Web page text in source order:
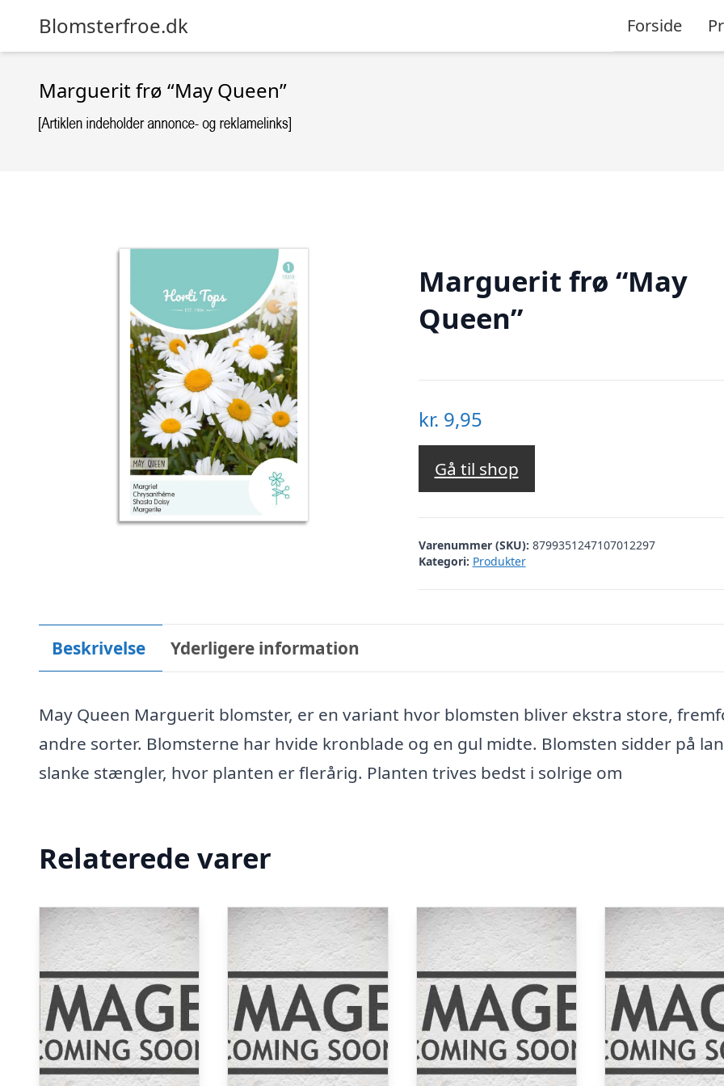
Blomsterfroe.dk Forside
Marguerit frø “May Queen”
Marguerit frø “May
Queen”
kr. 9,95
Gå til shop
Varenummer (SKU): 8799351247107012297
Kategori: Produkter
Beskrivelse Yderligere information
May Queen Marguerit blomster, er en variant hvor blomsten bliver ekstra store,
andre sorter. Blomsterne har hvide kronblade og en gul midte. Blomsten sidder på
slanke stængler, hvor planten er flerårig. Planten trives bedst i solrige om
Relaterede varer